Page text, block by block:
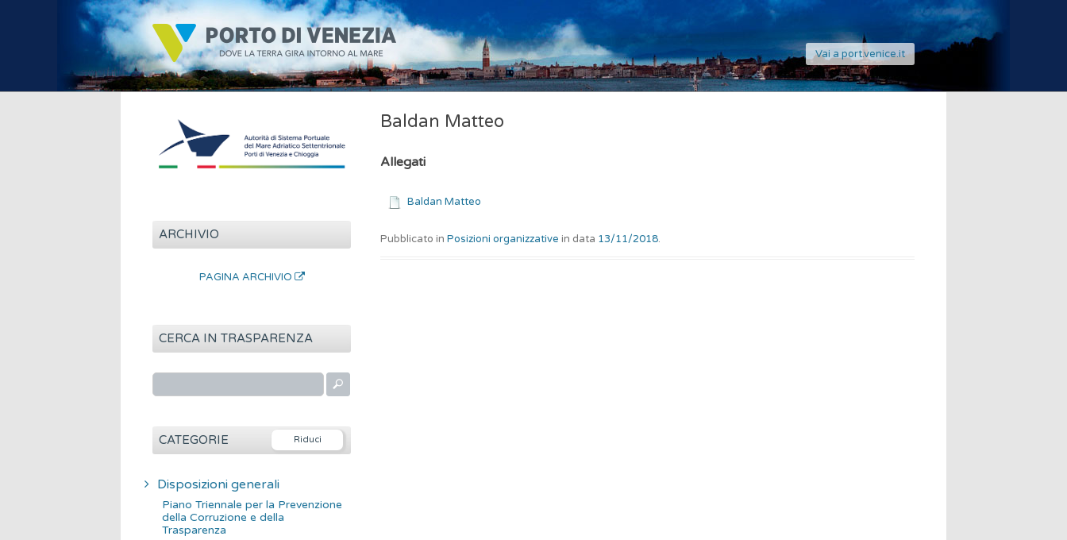
Vai a port.venice.it
Baldan Matteo
Allegati
Baldan Matteo
Pubblicato in Posizioni organizzative in data 13/11/2018.
ARCHIVIO
PAGINA ARCHIVIO
CERCA IN TRASPARENZA
r
CATEGORIE
Disposizioni generali
Piano Triennale per la Prevenzione
della Corruzione e della
Trasparenza